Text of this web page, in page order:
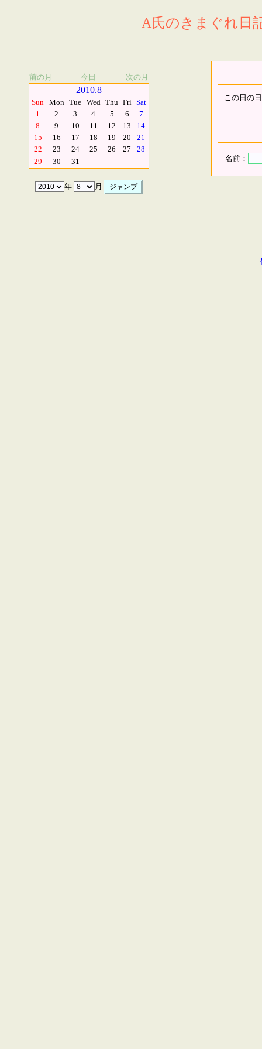
A氏のきまぐれ日
前の月 今日 次の月
2010.8
Sun Mon Tue Wed Thu Fri Sat
1
2 3 4 5 6
7
8
9 10 11 12 13
14
15
16 17 18 19 20
21
22
23 24 25 26 27
28
29
30 31
年 月
この日の
名前：